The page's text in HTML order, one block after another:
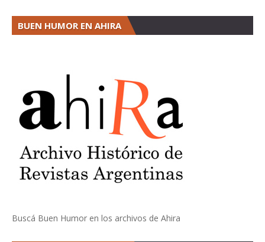
BUEN HUMOR EN AHIRA
Buscá Buen Humor en los archivos de Ahira